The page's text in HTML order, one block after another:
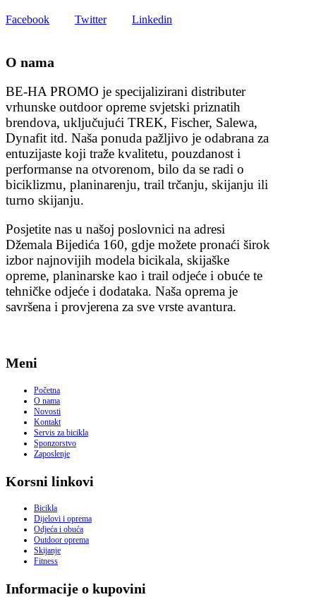
Facebook Twitter Linkedin
O nama
BE-HA PROMO je specijalizirani distributer
vrhunske outdoor opreme svjetski priznatih
brendova, uključujući TREK, Fischer, Salewa,
Dynafit itd. Naša ponuda pažljivo je odabrana za
entuzijaste koji traže kvalitetu, pouzdanost i
performanse na otvorenom, bilo da se radi o
biciklizmu, planinarenju, trail trčanju, skijanju ili
turno skijanju.
Posjetite nas u našoj poslovnici na adresi
Džemala Bijedića 160, gdje možete pronaći širok
izbor najnovijih modela bicikala, skijaške
opreme, planinarske kao i trail odjeće i obuće te
tehničke odjeće i dodataka. Naša oprema je
savršena i provjerena za sve vrste avantura.
Meni
Početna
O nama
Novosti
Kontakt
Servis za bicikla
Sponzorstvo
Zaposlenje
Korsni linkovi
Bicikla
Dijelovi i oprema
Odjeća i obuća
Outdoor oprema
Skijanje
Fitness
Informacije o kupovini